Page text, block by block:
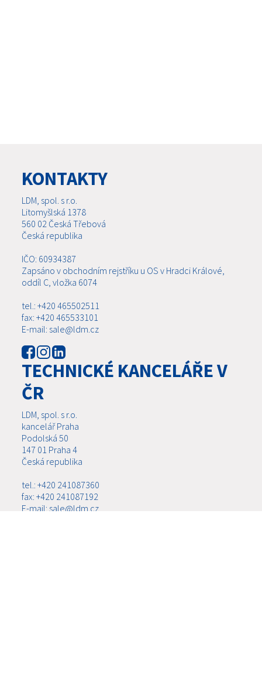
KONTAKTY
LDM, spol. s r.o.
Litomyšlská 1378
560 02 Česká Třebová
Česká republika
IČO: 60934387
Zapsáno v obchodním rejstříku u OS v Hradci Králové,
oddíl C, vložka 6074
tel.: +420 465502511
fax: +420 465533101
E-mail: sale@ldm.cz
TECHNICKÉ KANCELÁŘE V
ČR
LDM, spol. s r.o.
kancelář Praha
Podolská 50
147 01 Praha 4
Česká republika
tel.: +420 241087360
fax: +420 241087192
E-mail: sale@ldm.cz